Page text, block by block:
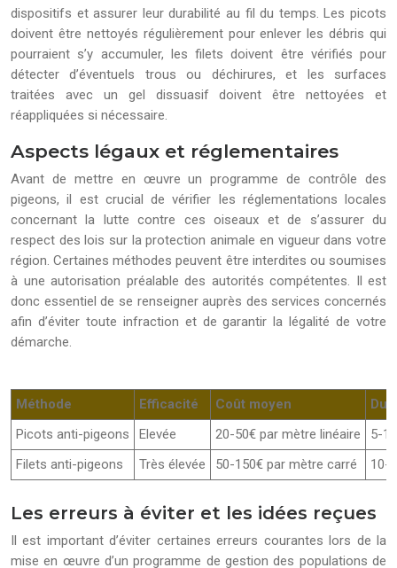
dispositifs et assurer leur durabilité au fil du temps. Les picots
doivent être nettoyés régulièrement pour enlever les débris qui
pourraient s’y accumuler, les filets doivent être vérifiés pour
détecter d’éventuels trous ou déchirures, et les surfaces
traitées avec un gel dissuasif doivent être nettoyées et
réappliquées si nécessaire.
Aspects légaux et réglementaires
Avant de mettre en œuvre un programme de contrôle des
pigeons, il est crucial de vérifier les réglementations locales
concernant la lutte contre ces oiseaux et de s’assurer du
respect des lois sur la protection animale en vigueur dans votre
région. Certaines méthodes peuvent être interdites ou soumises
à une autorisation préalable des autorités compétentes. Il est
donc essentiel de se renseigner auprès des services concernés
afin d’éviter toute infraction et de garantir la légalité de votre
démarche.
Méthode Efficacité Coût moyen
Picots anti-pigeons
Elevée 20-50€ par mètre linéaire
5-
Filets anti-pigeons
Très élevée 50-150€ par mètre carré 10-
Les erreurs à éviter et les idées reçues
Il est important d’éviter certaines erreurs courantes lors de la
mise en œuvre d’un programme de gestion des populations de